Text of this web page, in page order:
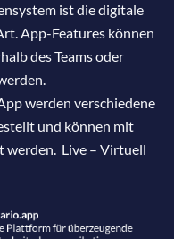
ist die digitale
App-Features können
des Teams oder
werden verschiedene
und können mit
werden. Live – Virtuell